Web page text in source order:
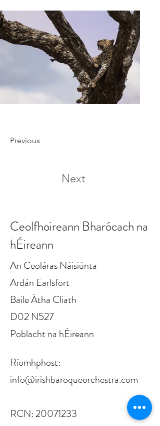
Previous
Next
Ceolfhoireann Bharócach na
hÉireann
An Ceoláras Náisiúnta
Ardán Earlsfort
Baile Átha Cliath
D02 N527
Poblacht na hÉireann
Ríomhphost:
info@irishbaroqueorchestra.com
RCN:20071233